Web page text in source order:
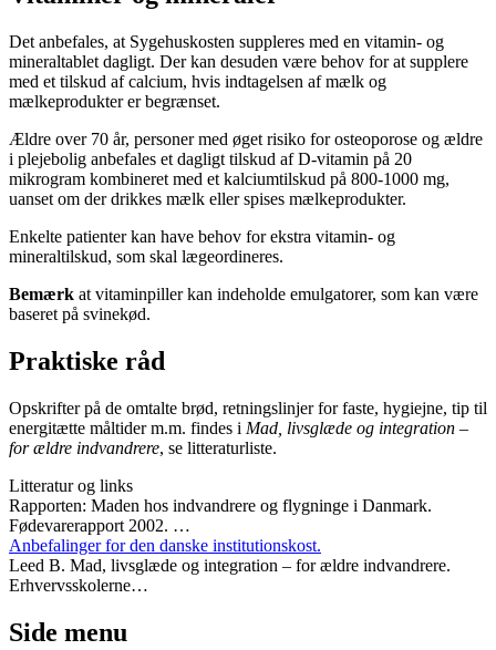
Det anbefales, at Sygehuskosten suppleres med en vitamin- og
mineraltablet dagligt. Der kan desuden være behov for at supplere
med et tilskud af calcium, hvis indtagelsen af mælk og
mælkeprodukter er begrænset.
Ældre over 70 år, personer med øget risiko for osteoporose og ældre
i plejebolig anbefales et dagligt tilskud af D-vitamin på 20
mikrogram kombineret med et kalciumtilskud på 800-1000 mg,
uanset om der drikkes mælk eller spises mælkeprodukter.
Enkelte patienter kan have behov for ekstra vitamin- og
mineraltilskud, som skal lægeordineres.
Bemærk at vitaminpiller kan indeholde emulgatorer, som kan være
baseret på svinekød.
Praktiske råd
Opskrifter på de omtalte brød, retningslinjer for faste, hygiejne, tip til
energitætte måltider m.m. findes i Mad, livsglæde og integration –
for ældre indvandrere, se litteraturliste.
Litteratur og links
Rapporten: Maden hos indvandrere og flygninge i Danmark.
Fødevarerapport 2002. …
Anbefalinger for den danske institutionskost.
Leed B. Mad, livsglæde og integration – for ældre indvandrere.
Erhvervsskolerne…
Side menu